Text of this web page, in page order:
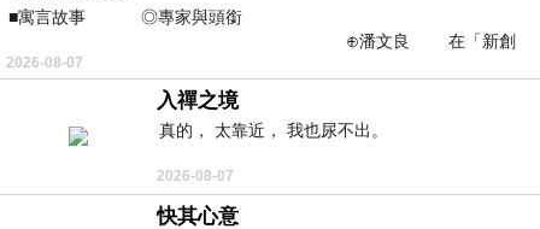
■寓言故事 ◎專家與頭銜
⊕潘文良 在「新創
之谷」裡——
2026-08-07
入禪之境
真的， 太靠近， 我也尿不出。
2026-08-07
快其心意